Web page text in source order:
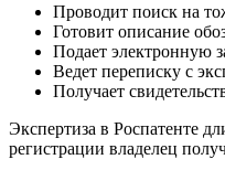
Проводит поиск на
Готовит описание
Подает электронную
Ведет переписку с
Получает
Экспертиза в Роспатенте
регистрации владелец